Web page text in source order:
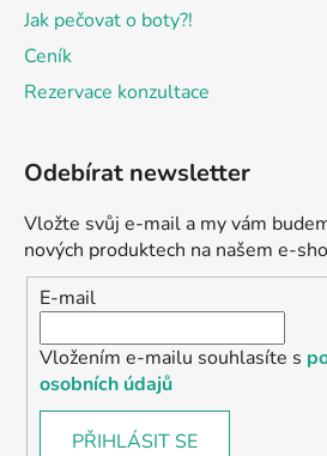
Jak pečovat o boty?!
Ceník
Rezervace konzultace
Odebírat newsletter
Vložte svůj e-mail a my vám
nových produktech na našem e-
E-mail
Vložením e-mailu souhlasíte s
osobních údajů
PŘIHLÁSIT SE